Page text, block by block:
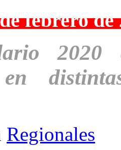
febrero de
2020
en
Regionales